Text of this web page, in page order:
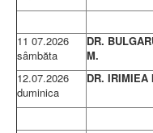
PROGRAM
JURIDIC
LEGISLAȚIE
ECONOMIC
ACHIZIŢII
11 07.2026
sâmbăta
DR.
M.
12.07.2026
duminica
DR. IRIMIEA